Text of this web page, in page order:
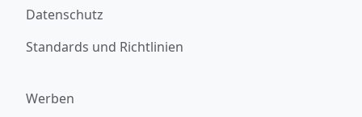
Datenschutz
Standards und Richtlinien
Werben